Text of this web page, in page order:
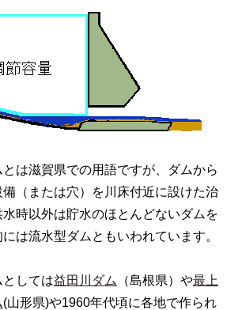
は滋賀県での用語ですが、ダムから
（または穴）を川床付近に設けた治
時以外は貯水のほとんどないダムを
は流水型ダムともいわれています。
しては益田川ダム （島根県）や最上
(山形県)や1960年代頃に各地で作られ